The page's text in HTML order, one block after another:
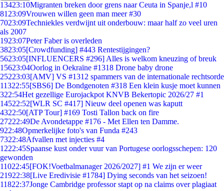
13423:10Migranten breken door grens naar Ceuta in Spanje,l #10
81 23:09Vrouwen willen geen man meer #30
7023:09Techniekles verdwijnt uit onderbouw: maar half zo veel uren
als 2007
1923:07Peter Faber is overleden
3823:05[Crowdfunding] #443 Rentestijgingen?
5623:05[INFLUENCERS #296] Alles is welkom kneuzing of breuk
15623:04Oorlog in Oekraïne #1318 Drone baby drone
25223:03[AMV] VS #1312 spammers van de internationale rechtsorde
11322:55[SBS6] De Bondgenoten #318 Een klein kusje moet kunnen
322:54Het gezellige Eurojackpot KNVB Bekertopic 2026/27 #1
14522:52[WLR SC #417] Nieuw deel openen was kaputt
4322:50[ATP Tour] #169 Tosti Tallon back on fire
27222:49De Avondetappe #176 - Met Ellen ten Damme.
922:48Opmerkelijke foto's van Funda #243
7322:48Afvallen met injecties #4
1222:45Spaanse kust onder vuur van Portugese oorlogsschepen: 120
gewonden
11022:45[FOK!Voetbalmanager 2026/2027] #1 We zijn er weer
21922:38[Live Eredivisie #1784] Dying seconds van het seizoen!
11822:37Jonge Cambridge professor stapt op na claims over plagiaat